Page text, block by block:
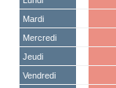
Mardi
Mercredi
Jeudi
Vendredi